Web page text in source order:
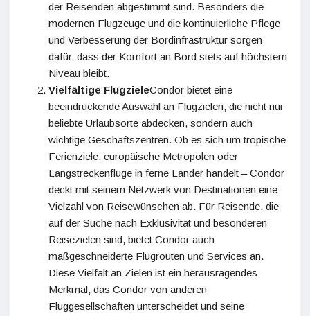
der Reisenden abgestimmt sind. Besonders die
modernen Flugzeuge und die kontinuierliche Pflege
und Verbesserung der Bordinfrastruktur sorgen
dafür, dass der Komfort an Bord stets auf höchstem
Niveau bleibt.
Vielfältige FlugzieleCondor bietet eine
beeindruckende Auswahl an Flugzielen, die nicht nur
beliebte Urlaubsorte abdecken, sondern auch
wichtige Geschäftszentren. Ob es sich um tropische
Ferienziele, europäische Metropolen oder
Langstreckenflüge in ferne Länder handelt – Condor
deckt mit seinem Netzwerk von Destinationen eine
Vielzahl von Reisewünschen ab. Für Reisende, die
auf der Suche nach Exklusivität und besonderen
Reisezielen sind, bietet Condor auch
maßgeschneiderte Flugrouten und Services an.
Diese Vielfalt an Zielen ist ein herausragendes
Merkmal, das Condor von anderen
Fluggesellschaften unterscheidet und seine